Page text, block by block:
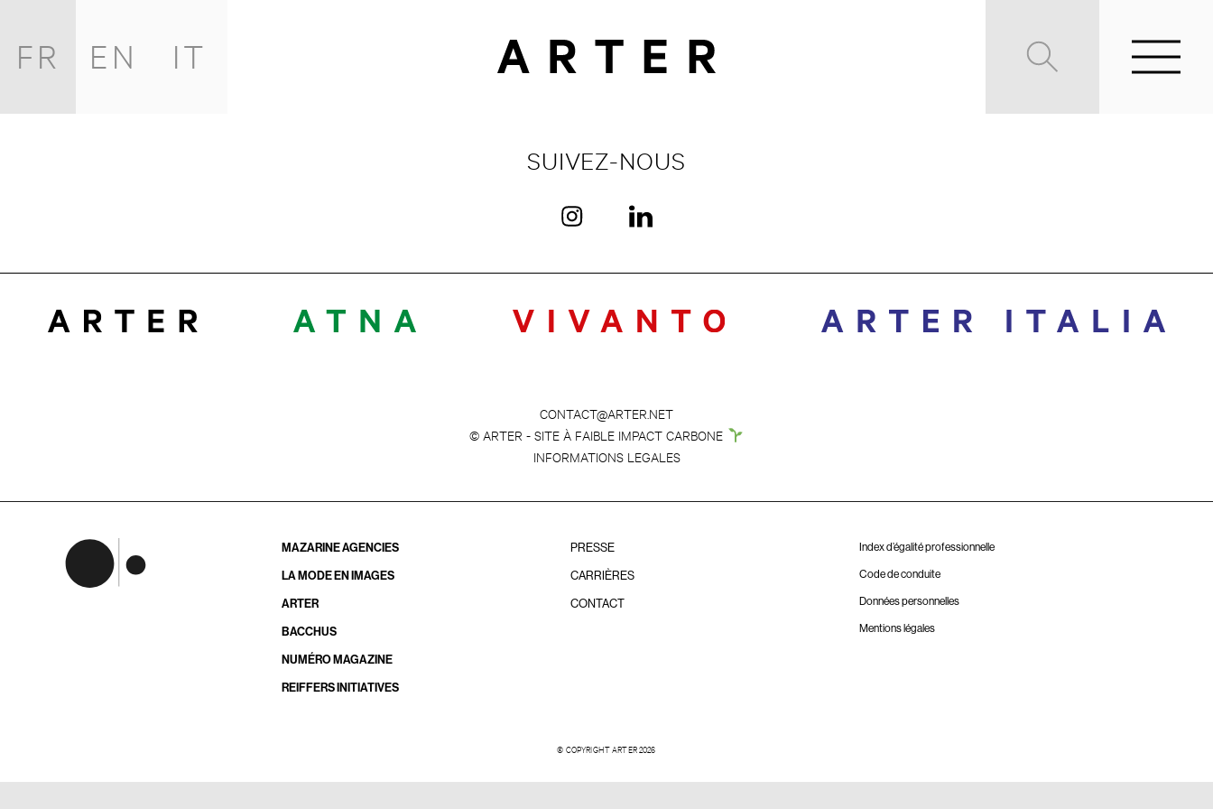
FR EN IT
SUIVEZ-NOUS
CONTACT@ARTER.NET
© ARTER - SITE À FAIBLE IMPACT CARBONE
INFORMATIONS LEGALES
MAZARINE AGENCIES
LA MODE EN IMAGES
ARTER
BACCHUS
NUMÉRO MAGAZINE
REIFFERS INITIATIVES
PRESSE
CARRIÈRES
CONTACT
Index d’égalité professionnelle
Code de conduite
Données personnelles
Mentions légales
© COPYRIGHT ARTER 2026